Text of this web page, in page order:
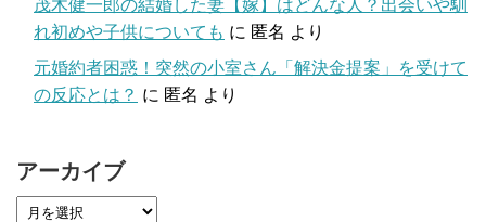
茂木健一郎の結婚した妻【嫁】はどんな人？出会いや馴
れ初めや子供についても に 匿名 より
元婚約者困惑！突然の小室さん「解決金提案」を受けて
の反応とは？ に 匿名 より
アーカイブ